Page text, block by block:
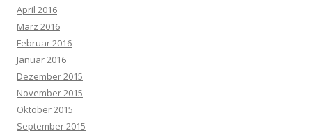
April 2016
März 2016
Februar 2016
Januar 2016
Dezember 2015
November 2015
Oktober 2015
September 2015